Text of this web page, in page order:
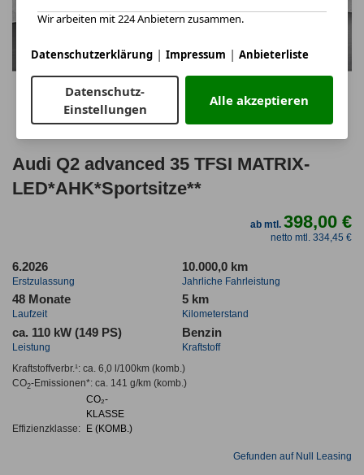
Audi Q2 advanced 35 TFSI MATRIX-
LED*AHK*Sportsitze**
ab mtl.398,00 €
netto mtl. 334,45 €
6.2026
Erstzulassung
10.000,0 km
Jahrliche Fahrleistung
48 Monate
Laufzeit
5 km
Kilometerstand
ca. 110 kW (149 PS)
Leistung
Benzin
Kraftstoff
Kraftstoffverbr.¹: ca. 6,0 l/100km(komb.)
CO2-Emissionen*: ca. 141 g/km(komb.)
Effizienzklasse:
CO₂-
KLASSE
E (KOMB.)
Gefunden auf Null Leasing
Wir arbeiten mit 224 Anbietern zusammen.
Datenschutzerklärung | Impressum | Anbieterliste
Datenschutz-
Einstellungen
Alle akzeptieren